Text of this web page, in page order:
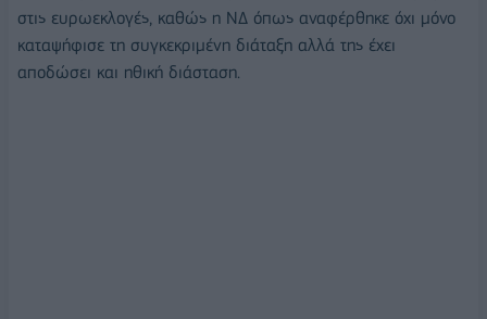
στις ευρωεκλογές, καθώς η ΝΔ όπως αναφέρθηκε όχι μόνο
καταψήφισε τη συγκεκριμένη διάταξη αλλά της έχει
αποδώσει και ηθική διάσταση.